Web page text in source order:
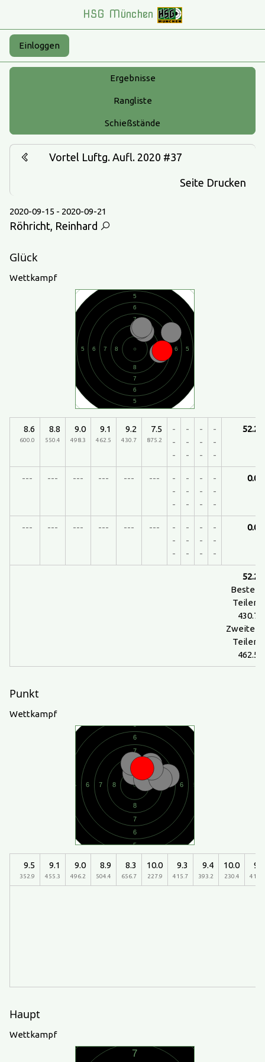
HSG München
Einloggen
Ergebnisse
Rangliste
Schießstände
Vortel Luftg. Aufl. 2020 #37
Seite Drucken
2020-09-15 - 2020-09-21
Röhricht, Reinhard
Glück
Wettkampf
8.6
600.0
8.8
550.4
9.0
498.3
9.1
462.5
9.2
430.7
7.5
875.2
-
-
-
-
-
-
-
-
-
-
-
-
52.2
--- --- --- --- --- ---
-
-
-
-
-
-
-
-
-
-
-
-
0.0
--- --- --- --- --- ---
-
-
-
-
-
-
-
-
-
-
-
-
0.0
52.2
Bester
Teiler:
430.7
Zweiter
Teiler:
462.5
Punkt
Wettkampf
9.5
352.9
9.1
455.3
9.0
496.2
8.9
504.4
8.3
656.7
10.0
227.9
9.3
415.7
9.4
393.2
10.0
230.4
9.3
414.3
Haupt
Wettkampf